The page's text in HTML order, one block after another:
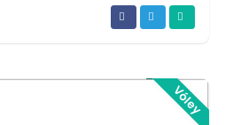
Vóley